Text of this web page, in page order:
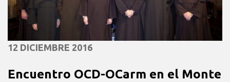
12 DICIEMBRE 2016
Encuentro OCD-OCarm en el Monte